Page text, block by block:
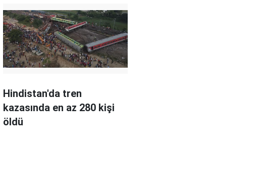
Hindistan'da tren
kazasında en az 280 kişi
öldü